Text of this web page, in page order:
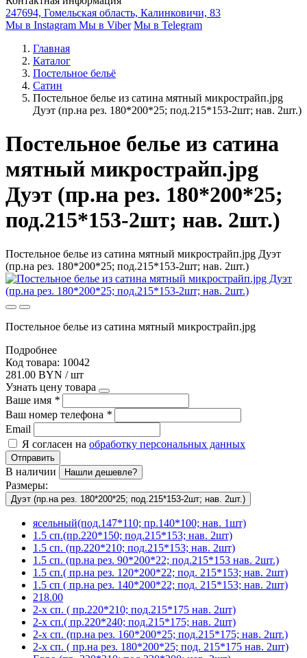
247694, Гомельская область, Калинковичи, 83
Мы в Instagram Мы в Viber Мы в Telegram
Главная
Каталог
Постельное бельё
Сатин
Постельное белье из сатина мятный микрострайп.jpg
Дуэт (пр.на рез. 180*200*25; под.215*153-2шт; нав. 2шт.)
Постельное белье из сатина
мятный микрострайп.jpg
Дуэт (пр.на рез. 180*200*25;
под.215*153-2шт; нав. 2шт.)
Постельное белье из сатина мятный микрострайп.jpg Дуэт
(пр.на рез. 180*200*25; под.215*153-2шт; нав. 2шт.)
Постельное белье из сатина мятный микрострайп.jpg
Подробнее
Код товара: 10042
281.00 BYN / шт
Узнать цену товара
Ваше имя *
Ваш номер телефона *
Email
Я согласен на обработку персональных данных
Отправить
В наличии Нашли дешевле?
Размеры:
Дуэт (пр.на рез. 180*200*25; под.215*153-2шт; нав. 2шт.)
ясельный(под.147*110; пр.140*100; нав. 1шт)
1.5 сп.(пр.220*150; под.215*153; нав. 2шт)
1.5 сп. (пр.220*210; под.215*153; нав. 2шт)
1.5 сп. (пр.на рез. 90*200*22; под.215*153 нав. 2шт.)
1.5 сп.( пр.на рез. 120*200*22; под. 215*153; нав. 2шт)
1.5 сп ( пр.на рез. 140*200*22; под. 215*153; нав. 2шт)
218.00
2-х сп. ( пр.220*210; под.215*175 нав. 2шт)
2-х сп.( пр.220*240; под.215*175; нав. 2шт)
2-х сп. (пр.на рез. 160*200*25; под.215*175; нав. 2шт.)
2-х сп. ( пр.на рез. 180*200*25; под. 215*175 нав. 2шт)